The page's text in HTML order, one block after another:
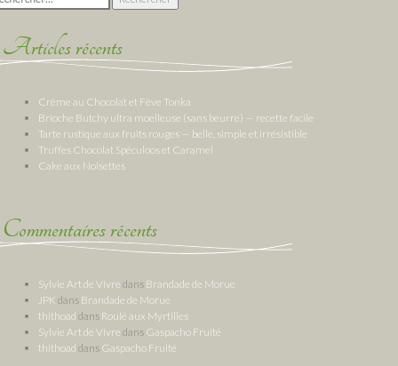
Articles récents
Crème au Chocolat et Fève Tonka
Brioche Butchy ultra moelleuse (sans beurre) — recette facile
Tarte rustique aux fruits rouges — belle, simple et irrésistible
Truffes Chocolat Spéculoos et Caramel
Cake aux Noisettes
Commentaires récents
Sylvie Art de Vivre dans Brandade de Morue
JPK dans Brandade de Morue
thithoad dans Roulé aux Myrtilles
Sylvie Art de Vivre dans Gaspacho Fruité
thithoad dans Gaspacho Fruité